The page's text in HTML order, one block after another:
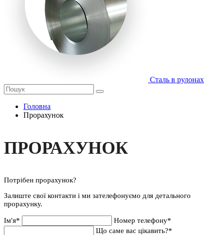
Сталь в рулонах
Головна
Прорахунок
ПРОРАХУНОК
Потрібен прорахунок?
Залиште свої контакти і ми зателефонуємо для детального
прорахунку.
Ім'я*
Номер телефону*
Що саме вас цікавить?*